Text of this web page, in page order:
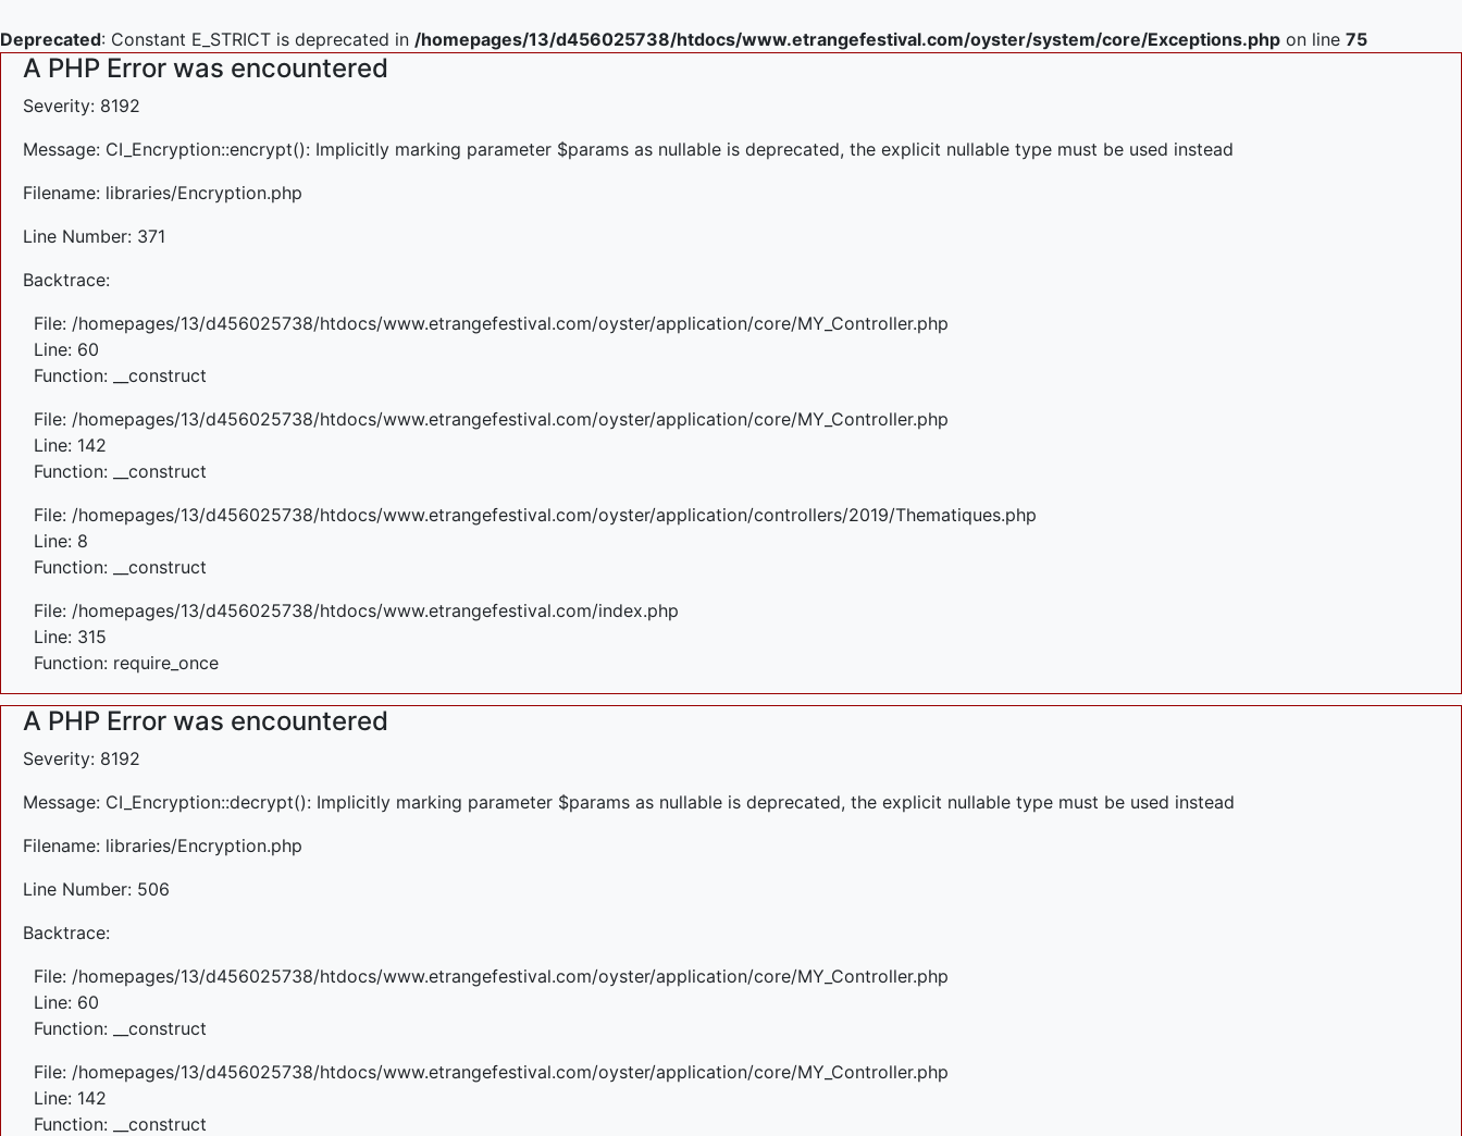
Deprecated: Constant E_STRICT is deprecated in /homepages/13/d456025738/htdocs/www.etrangefestival.com/oyster/system/core/Exceptions.php on line 75
A PHP Error was encountered
Severity: 8192
Message: CI_Encryption::encrypt(): Implicitly marking parameter $params as nullable is deprecated, the explicit nullable type must be used instead
Filename: libraries/Encryption.php
Line Number: 371
Backtrace:
File: /homepages/13/d456025738/htdocs/www.etrangefestival.com/oyster/application/core/MY_Controller.php
Line: 60
Function: __construct
File: /homepages/13/d456025738/htdocs/www.etrangefestival.com/oyster/application/core/MY_Controller.php
Line: 142
Function: __construct
File: /homepages/13/d456025738/htdocs/www.etrangefestival.com/oyster/application/controllers/2019/Thematiques.php
Line: 8
Function: __construct
File: /homepages/13/d456025738/htdocs/www.etrangefestival.com/index.php
Line: 315
Function: require_once
A PHP Error was encountered
Severity: 8192
Message: CI_Encryption::decrypt(): Implicitly marking parameter $params as nullable is deprecated, the explicit nullable type must be used instead
Filename: libraries/Encryption.php
Line Number: 506
Backtrace:
File: /homepages/13/d456025738/htdocs/www.etrangefestival.com/oyster/application/core/MY_Controller.php
Line: 60
Function: __construct
File: /homepages/13/d456025738/htdocs/www.etrangefestival.com/oyster/application/core/MY_Controller.php
Line: 142
Function: __construct